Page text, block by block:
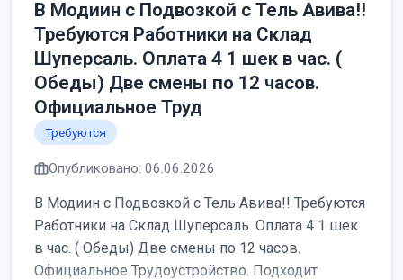
В Модиин с Подвозкой с Тель Авива!!
Требуются Работники на Склад
Шуперсаль. Оплата 4 1 шек в час. (
Обеды) Две смены по 12 часов.
Официальное Труд
Требуются
Опубликовано: 06.06.2026
В Модиин с Подвозкой с Тель Авива!! Требуются
Работники на Склад Шуперсаль. Оплата 4 1 шек
в час. ( Обеды) Две смены по 12 часов.
Официальное Трудоустройство. Подходит